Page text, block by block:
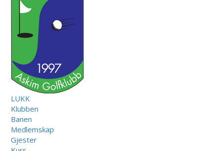
LUKK
Klubben
Banen
Medlemskap
Gjester